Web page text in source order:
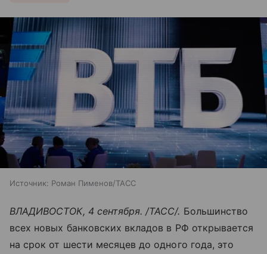
Источник: Роман Пименов/ТАСС
ВЛАДИВОСТОК, 4 сентября. /ТАСС/. Большинство
всех новых банковских вкладов в РФ открывается
на срок от шести месяцев до одного года, это